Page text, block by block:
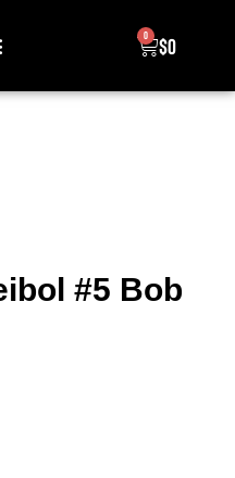
$0
0
#5 Bob